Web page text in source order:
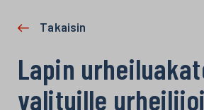
Takaisin
Lapin
valituille